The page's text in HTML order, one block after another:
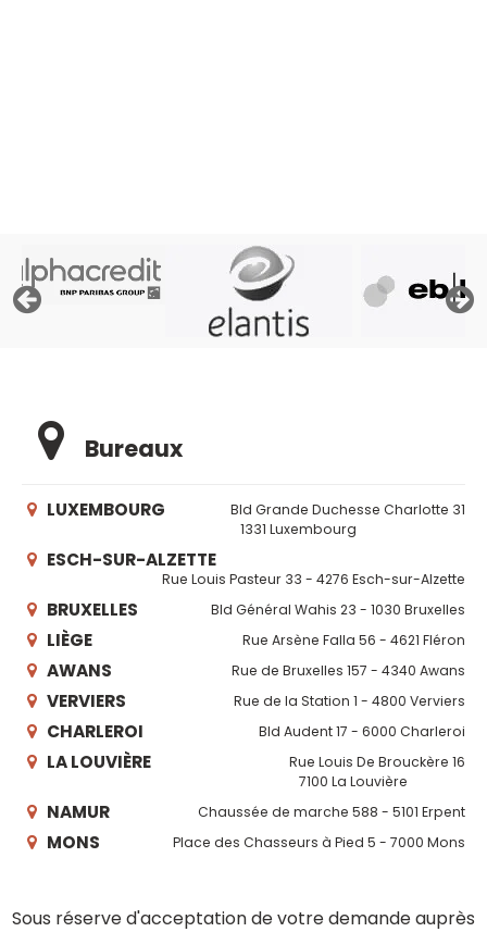
Bureaux
LUXEMBOURG
Bld Grande Duchesse Charlotte 31
1331 Luxembourg
ESCH-SUR-ALZETTE
Rue Louis Pasteur 33 - 4276 Esch-sur-Alzette
BRUXELLES Bld Général Wahis 23 - 1030 Bruxelles
LIÈGE Rue Arsène Falla 56 - 4621 Fléron
AWANS Rue de Bruxelles 157 - 4340 Awans
VERVIERS Rue de la Station 1 - 4800 Verviers
CHARLEROI Bld Audent 17 - 6000 Charleroi
LA LOUVIÈRE
Rue Louis De Brouckère 16
7100 La Louvière
NAMUR Chaussée de marche 588 - 5101 Erpent
MONS Place des Chasseurs à Pied 5 - 7000 Mons
Sous réserve d'acceptation de votre demande auprès